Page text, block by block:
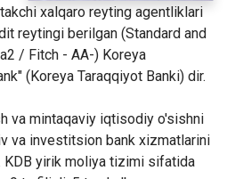
xalqaro reyting agentliklari
reytingi berilgan (Standard and
/ Fitch - AA-) Koreya
(Koreya Taraqqiyot Banki) dir.
va mintaqaviy iqtisodiy o'sishni
va investitsion bank xizmatlarini
yirik moliya tizimi sifatida